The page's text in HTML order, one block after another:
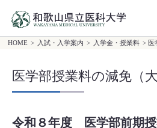
HOME > 入試・入学案内 > 入学金・授業料 > 医
医学部授業料の減免（
令和８年度 医学部前期